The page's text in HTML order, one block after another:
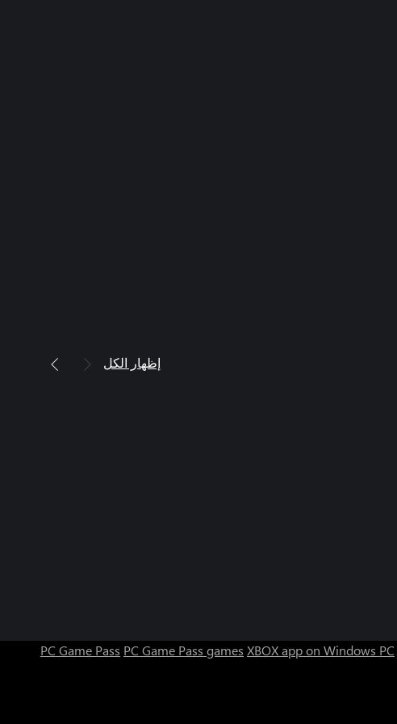
إظهار الكل
PC Game Pass PC Game Pass games XBOX app on Windows PC